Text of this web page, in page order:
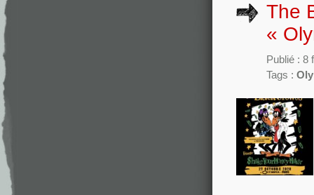
The
«
Publié : 8
Tags :